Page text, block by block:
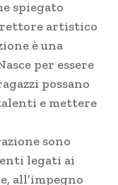
spiegato
artistico
è una
per essere
possano
e mettere
sono
legati ai
all’impegno